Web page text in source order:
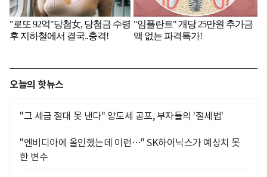
오늘의 핫뉴스
"그 세금 절대 못 낸다" 양도세 공포, 부자들의 '절세법'
"엔비디아에 올인했는데 이런…" SK하이닉스가 예상치 못
한 변수